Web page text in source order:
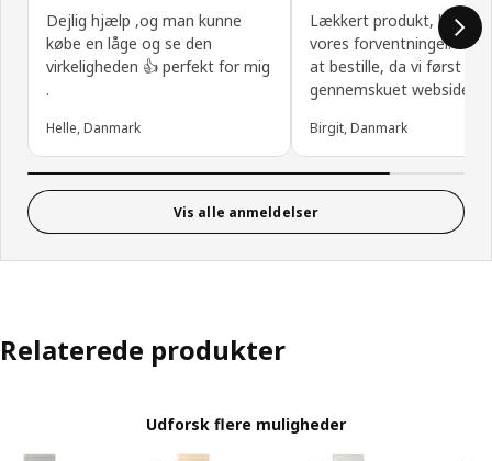
Dejlig hjælp ,og man kunne
købe en låge og se den
virkeligheden 👍 perfekt for mig
.
Helle, Danmark
Lækkert produkt, levede
vores forventninger. Var
at bestille, da vi først fik
gennemskuet websiden.
Birgit, Danmark
Vis alle anmeldelser
Relaterede produkter
Udforsk flere muligheder